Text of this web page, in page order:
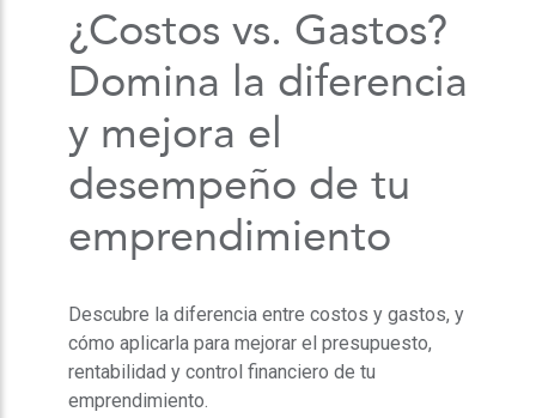
¿Costos vs. Gastos?
Domina la diferencia
y mejora el
desempeño de tu
emprendimiento
Descubre la diferencia entre costos y gastos, y
cómo aplicarla para mejorar el presupuesto,
rentabilidad y control financiero de tu
emprendimiento.